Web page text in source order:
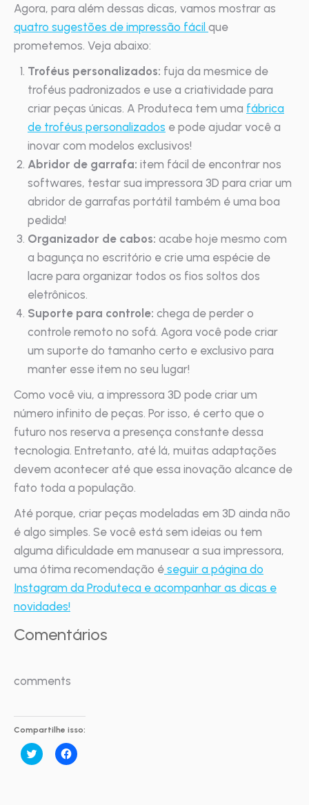
Agora, para além dessas dicas, vamos mostrar as
quatro sugestões de impressão fácil que
prometemos. Veja abaixo:
Troféus personalizados: fuja da mesmice de
troféus padronizados e use a criatividade para
criar peças únicas. A Produteca tem uma fábrica
de troféus personalizados e pode ajudar você a
inovar com modelos exclusivos!
Abridor de garrafa: item fácil de encontrar nos
softwares, testar sua impressora 3D para criar um
abridor de garrafas portátil também é uma boa
pedida!
Organizador de cabos: acabe hoje mesmo com
a bagunça no escritório e crie uma espécie de
lacre para organizar todos os fios soltos dos
eletrônicos.
Suporte para controle: chega de perder o
controle remoto no sofá. Agora você pode criar
um suporte do tamanho certo e exclusivo para
manter esse item no seu lugar!
Como você viu, a impressora 3D pode criar um
número infinito de peças. Por isso, é certo que o
futuro nos reserva a presença constante dessa
tecnologia. Entretanto, até lá, muitas adaptações
devem acontecer até que essa inovação alcance de
fato toda a população.
Até porque, criar peças modeladas em 3D ainda não
é algo simples. Se você está sem ideias ou tem
alguma dificuldade em manusear a sua impressora,
uma ótima recomendação é seguir a página do
Instagram da Produteca e acompanhar as dicas e
novidades!
Comentários
comments
Compartilhe isso:
Clique
para
Clique
para